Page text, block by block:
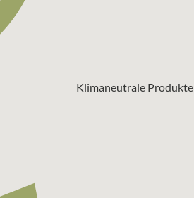
Klimaneutrale Produkte